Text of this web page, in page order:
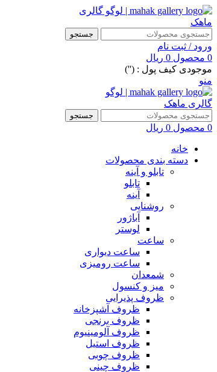
جستجو
ورود / ثبت نام
0 محصول 0 ریال
موجودی کیف پول : ('')
منو
جستجو
0 محصول 0 ریال
خانه
دسته بندی محصولات
تابلو و آینه
تابلو
آینه
روشنایی
آباژور
لوستر
ساعت
ساعت دیواری
ساعت رومیزی
شمعدان
میز و کنسول
ظروف پذیرایی
ظروف آشپزخانه
ظروف برنجی
ظروف آلومینیوم
ظروف استیل
ظروف چوبی
ظروف چینی